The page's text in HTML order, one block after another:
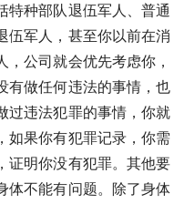
特种部队退伍军人、普通
伍军人，甚至你以前在消
公司就会优先考虑你，
有做任何违法的事情，也
过违法犯罪的事情，你就
如果你有犯罪记录，你需
证明你没有犯罪。其他要
体不能有问题。除了身体